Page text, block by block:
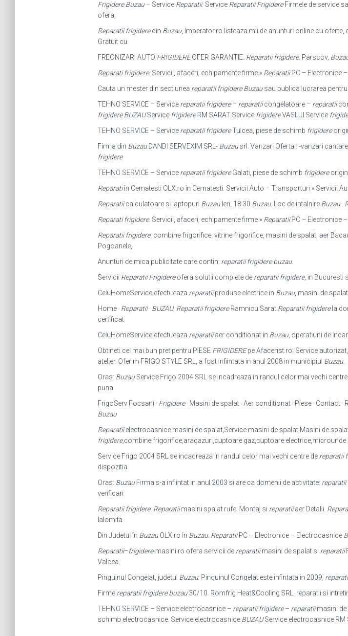
Frigidere Buzau– Service Reparatii. Service Reparatii FrigidereFirmele de service
ofera,
Reparatii frigideredin Buzau, Imperator.ro listeaza mii de anunturi online cu oferte,
Gratuit cu
FREONIZARI AUTO FRIGIDEREOFER GARANTIE. Reparatii frigidere. Parscov,
Reparati frigidere. Servicii, afaceri, echipamente firme » ReparatiiPC – Electronice
Cauta un mester din sectiunea reparatii frigidere Buzausau publica lucrarea pentru
TEHNO SERVICE – Service reparatii frigidere– reparatiicongelatoare – reparatii
frigidere BUZAUService frigidereRM SARAT Service frigidereVASLUI Service
TEHNO SERVICE – Service reparatii frigidereTulcea, piese de schimb frigidere
Firma din BuzauDANDI SERVEXIM SRL- Buzausrl. Vanzari Oferta : -vanzari
frigidere
TEHNO SERVICE – Service reparatii frigidereGalati, piese de schimb frigidere
Reparatiîn Cernatesti OLX.ro în Cernatesti. Servicii Auto – Transporturi » Servicii
Reparatiicalculatoare si laptopuri BuzauIeri, 18:30 Buzau. Loc de intalnire Buzau.
Reparati frigidere. Servicii, afaceri, echipamente firme » ReparatiiPC – Electronice
Reparatii frigidere, combine frigorifice, vitrine frigorifice, masini de spalat, aer
Pogoanele,
Anunturi de mica publicitate care contin: reparatii frigidere buzau.
Servicii Reparatii Frigidereofera solutii complete de reparatii frigidere, in Bucuresti
CeluHomeService efectueaza reparatiiproduse electrice in Buzau, masini de spalat,
Home · Reparatii· BUZAU; Reparatii frigidereRamnicu Sarat Reparatii frigiderela
certificat
CeluHomeService efectueaza reparatiiaer conditionat in Buzau, operatiuni de
Obtineti cel mai bun pret pentru PIESE FRIGIDEREpe Afacerist.ro. Service
atelier. Oferim FRIGO STYLE SRL, a fost infiintata in anul 2008 in municipiul Buzau.
Oras: BuzauService Frigo 2004 SRL se incadreaza in randul celor mai vechi
puna
FrigoServ Focsani · Frigidere· Masini de spalat · Aer conditionat · Piese · Contact ·
Buzau
Reparatiielectrocasnice masini de spalat,Service masini de spalat,Masini de
frigidere,combine frigorifice,aragazuri,cuptoare gaz,cuptoare electrice,microunde
Service Frigo 2004 SRL se incadreaza in randul celor mai vechi centre de reparatii
dispozitia
Oras: BuzauFirma s-a infiintat in anul 2003 si are ca domenii de activitate: reparatii
verificari
Reparatii frigidere. Reparatiimasini spalat rufe. Montaj si reparatiiaer Detalii.
Ialomita
Din Judetul în BuzauOLX.ro în Buzau. ReparatiiPC – Electronice – Electrocasnice
Reparatii–frigidere-masini.ro ofera servicii de reparatiimasini de spalat si reparatii
Valcea.
Pinguinul Congelat, judetul Buzau: Pinguinul Congelat este infintata in 2009;
Firme reparatii frigidere buzau30/10. Romfrig Heat&Cooling SRL. reparatii si
TEHNO SERVICE – Service electrocasnice – reparatii frigidere– reparatiimasini de
schimb electrocasnice. Service electrocasnice BUZAUService electrocasnice RM